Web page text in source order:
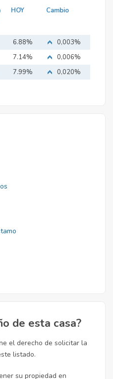
HOY Cambio
6.88%
0,003%
7.14%
0,006%
7.99% 0,020%
de esta casa?
el derecho de solicitar la
listado.
su propiedad en